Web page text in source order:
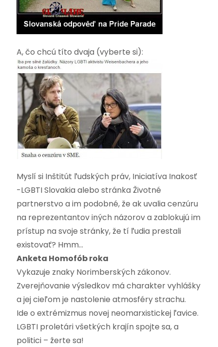
A, čo chcú títo dvaja (vyberte si):
Myslí si Inštitút ľudských práv, Iniciatíva Inakosť
-LGBTI Slovakia alebo stránka Životné
partnerstvo a im podobné, že ak uvalia cenzúru
na reprezentantov iných názorov a zablokujú im
prístup na svoje stránky, že tí ľudia prestali
existovať? Hmm…
Anketa Homofób roka
Vykazuje znaky Norimberských zákonov.
Zverejňovanie výsledkov má charakter vyhlášky
a jej cieľom je nastolenie atmosféry strachu.
Ide o extrémizmus novej neomarxistickej ľavice.
LGBTI proletári všetkých krajín spojte sa, a
politici – žerte sa!